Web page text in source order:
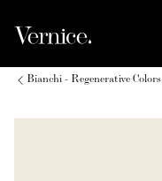
Bianchi - Regenerative Colors